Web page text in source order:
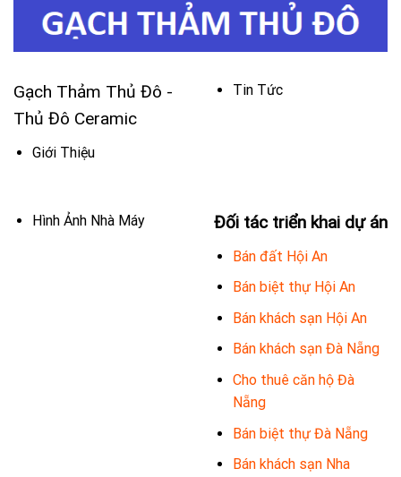
Gạch Thảm Thủ Đô -
Thủ Đô Ceramic
Giới Thiệu
Tin Tức
Hình Ảnh Nhà Máy Đối tác triển khai dự án
Bán đất Hội An
Bán biệt thự Hội An
Bán khách sạn Hội An
Bán khách sạn Đà Nẵng
Cho thuê căn hộ Đà
Nẵng
Bán biệt thự Đà Nẵng
Bán khách sạn Nha